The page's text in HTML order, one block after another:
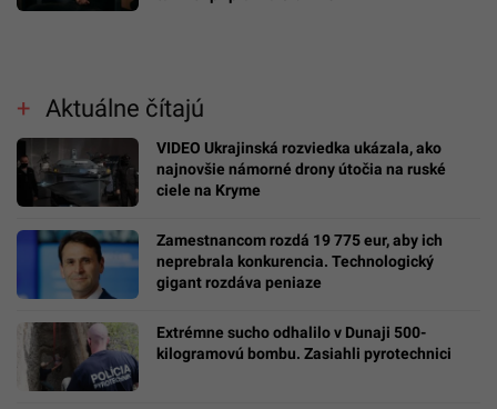
Aktuálne čítajú
VIDEO Ukrajinská rozviedka ukázala, ako
najnovšie námorné drony útočia na ruské
ciele na Kryme
Zamestnancom rozdá 19 775 eur, aby ich
neprebrala konkurencia. Technologický
gigant rozdáva peniaze
Extrémne sucho odhalilo v Dunaji 500-
kilogramovú bombu. Zasiahli pyrotechnici